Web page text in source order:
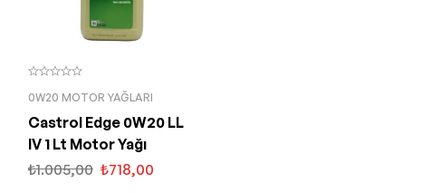
0W20 MOTOR YAĞLARI
Castrol Edge 0W20 LL
IV 1 Lt Motor Yağı
₺1.005,00 ₺718,00